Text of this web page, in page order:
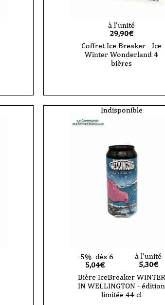
à l'unité
29,90€
Coffret Ice Breaker - Ice
Winter Wonderland 4
bières
Indisponible
-5% dès 6
5,04€
à l'unité
5,30€
Bière IceBreaker WINTER
IN WELLINGTON - édition
limitée 44 cl